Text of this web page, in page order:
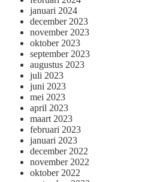
januari 2024
december 2023
november 2023
oktober 2023
september 2023
augustus 2023
juli 2023
juni 2023
mei 2023
april 2023
maart 2023
februari 2023
januari 2023
december 2022
november 2022
oktober 2022